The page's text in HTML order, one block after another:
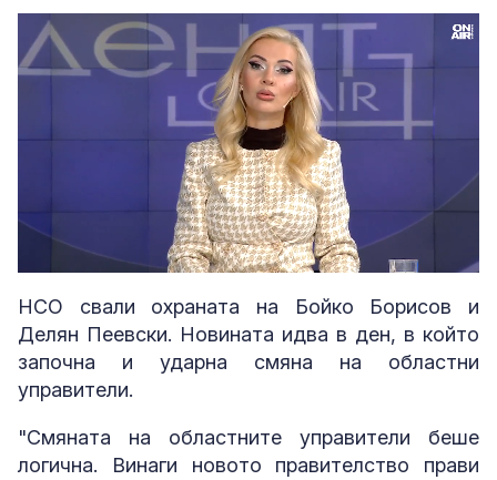
Unmute Loaded:
4.38%
НСО свали охраната на Бойко Борисов и
Делян Пеевски. Новината идва в ден, в който
започна и ударна смяна на областни
управители.
"Смяната на областните управители беше
логична. Винаги новото правителство прави